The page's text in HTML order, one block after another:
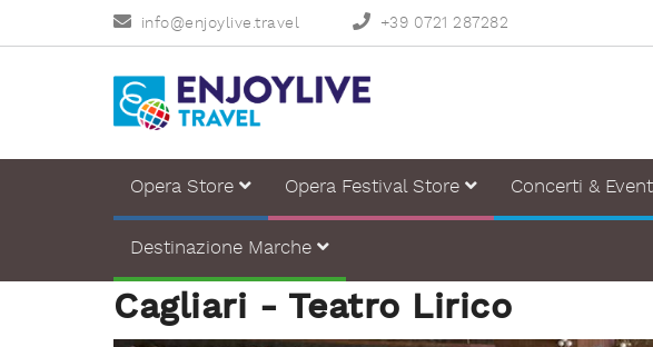
info@enjoylive.travel +39 0721 287282
Opera Store Opera Festival Store Concerti &
Destinazione Marche
Cagliari - Teatro Lirico